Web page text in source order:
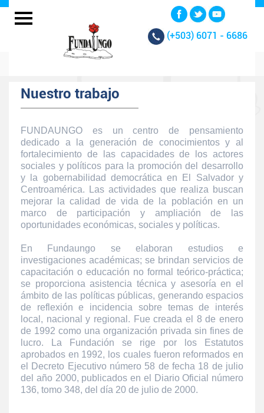
(+503) 6071 - 6686
Nuestro trabajo
FUNDAUNGO es un centro de pensamiento
dedicado a la generación de conocimientos y al
fortalecimiento de las capacidades de los actores
sociales y políticos para la promoción del desarrollo
y la gobernabilidad democrática en El Salvador y
Centroamérica. Las actividades que realiza buscan
mejorar la calidad de vida de la población en un
marco de participación y ampliación de las
oportunidades económicas, sociales y políticas.
En Fundaungo se elaboran estudios e
investigaciones académicas; se brindan servicios de
capacitación o educación no formal teórico-práctica;
se proporciona asistencia técnica y asesoría en el
ámbito de las políticas públicas, generando espacios
de reflexión e incidencia sobre temas de interés
local, nacional y regional. Fue creada el 8 de enero
de 1992 como una organización privada sin fines de
lucro. La Fundación se rige por los Estatutos
aprobados en 1992, los cuales fueron reformados en
el Decreto Ejecutivo número 58 de fecha 18 de julio
del año 2000, publicados en el Diario Oficial número
136, tomo 348, del día 20 de julio de 2000.